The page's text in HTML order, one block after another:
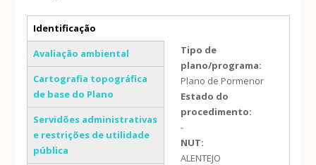
Separadores verticais
Identificação
(separador ativo)
Avaliação ambiental
Cartografia topográfica
de base do Plano
Servidões administrativas
e restrições de utilidade
pública
Tipo de
plano/programa:
Plano de Pormenor
Estado do
procedimento:
-
NUT:
ALENTEJO